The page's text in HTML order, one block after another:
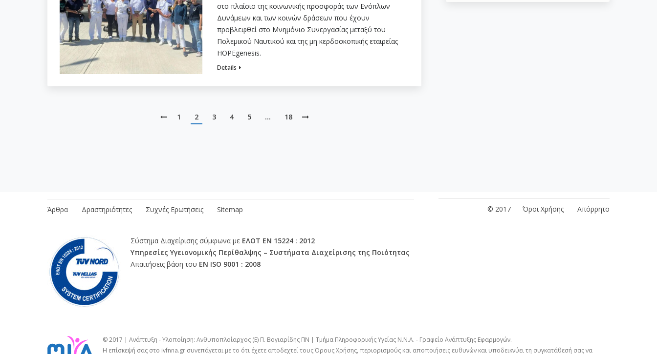
στο πλαίσιο της κοινωνικής προσφοράς των Ενόπλων
Δυνάμεων και των κοινών δράσεων που έχουν
προβλεφθεί στο Μνημόνιο Συνεργασίας μεταξύ του
Πολεμικού Ναυτικού και της μη κερδοσκοπικής εταιρείας
HOPEgenesis.
Details
1 2 3 4 5 … 18
Άρθρα Δραστηριότητες Συχνές Ερωτήσεις Sitemap © 2017 Όροι Χρήσης Απόρρητο
Σύστημα Διαχείρισης σύμφωνα με ΕΛΟΤ ΕΝ 15224 : 2012
Υπηρεσίες Υγειονομικής Περίθαλψης – Συστήματα Διαχείρισης της Ποιότητας
Απαιτήσεις βάση του ΕΝ ISO 9001 : 2008
© 2017 | Ανάπτυξη - Υλοποίηση: Ανθυποπλοίαρχος (Ε) Π. Βογιαρίδης ΠΝ | Τμήμα Πληροφορικής Υγείας Ν.Ν.Α. - Γραφείο Ανάπτυξης Εφαρμογών.
Η επίσκεψή σας στο ivfnna.gr συνεπάγεται με το ότι έχετε αποδεχτεί τουςΌρους Χρήσης, περιορισμούς και αποποιήσεις ευθυνών και υποδεικνύει τη συγκατάθεσή σας να